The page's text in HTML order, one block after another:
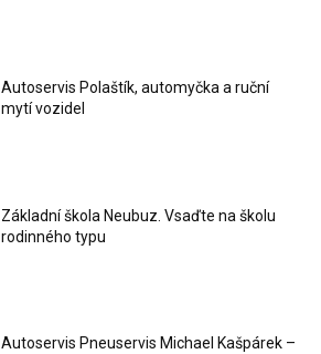
Autoservis Polaštík, automyčka a ruční
mytí vozidel
Základní škola Neubuz. Vsaďte na školu
rodinného typu
Autoservis Pneuservis Michael Kašpárek –